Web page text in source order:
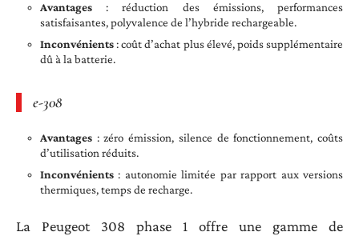
Avantages : réduction des émissions, performances
satisfaisantes, polyvalence de l’hybride rechargeable.
Inconvénients: coût d’achat plus élevé, poids supplémentaire
dû à la batterie.
e-308
Avantages : zéro émission, silence de fonctionnement, coûts
d’utilisation réduits.
Inconvénients : autonomie limitée par rapport aux versions
thermiques, temps de recharge.
La Peugeot 308 phase 1 offre une gamme de